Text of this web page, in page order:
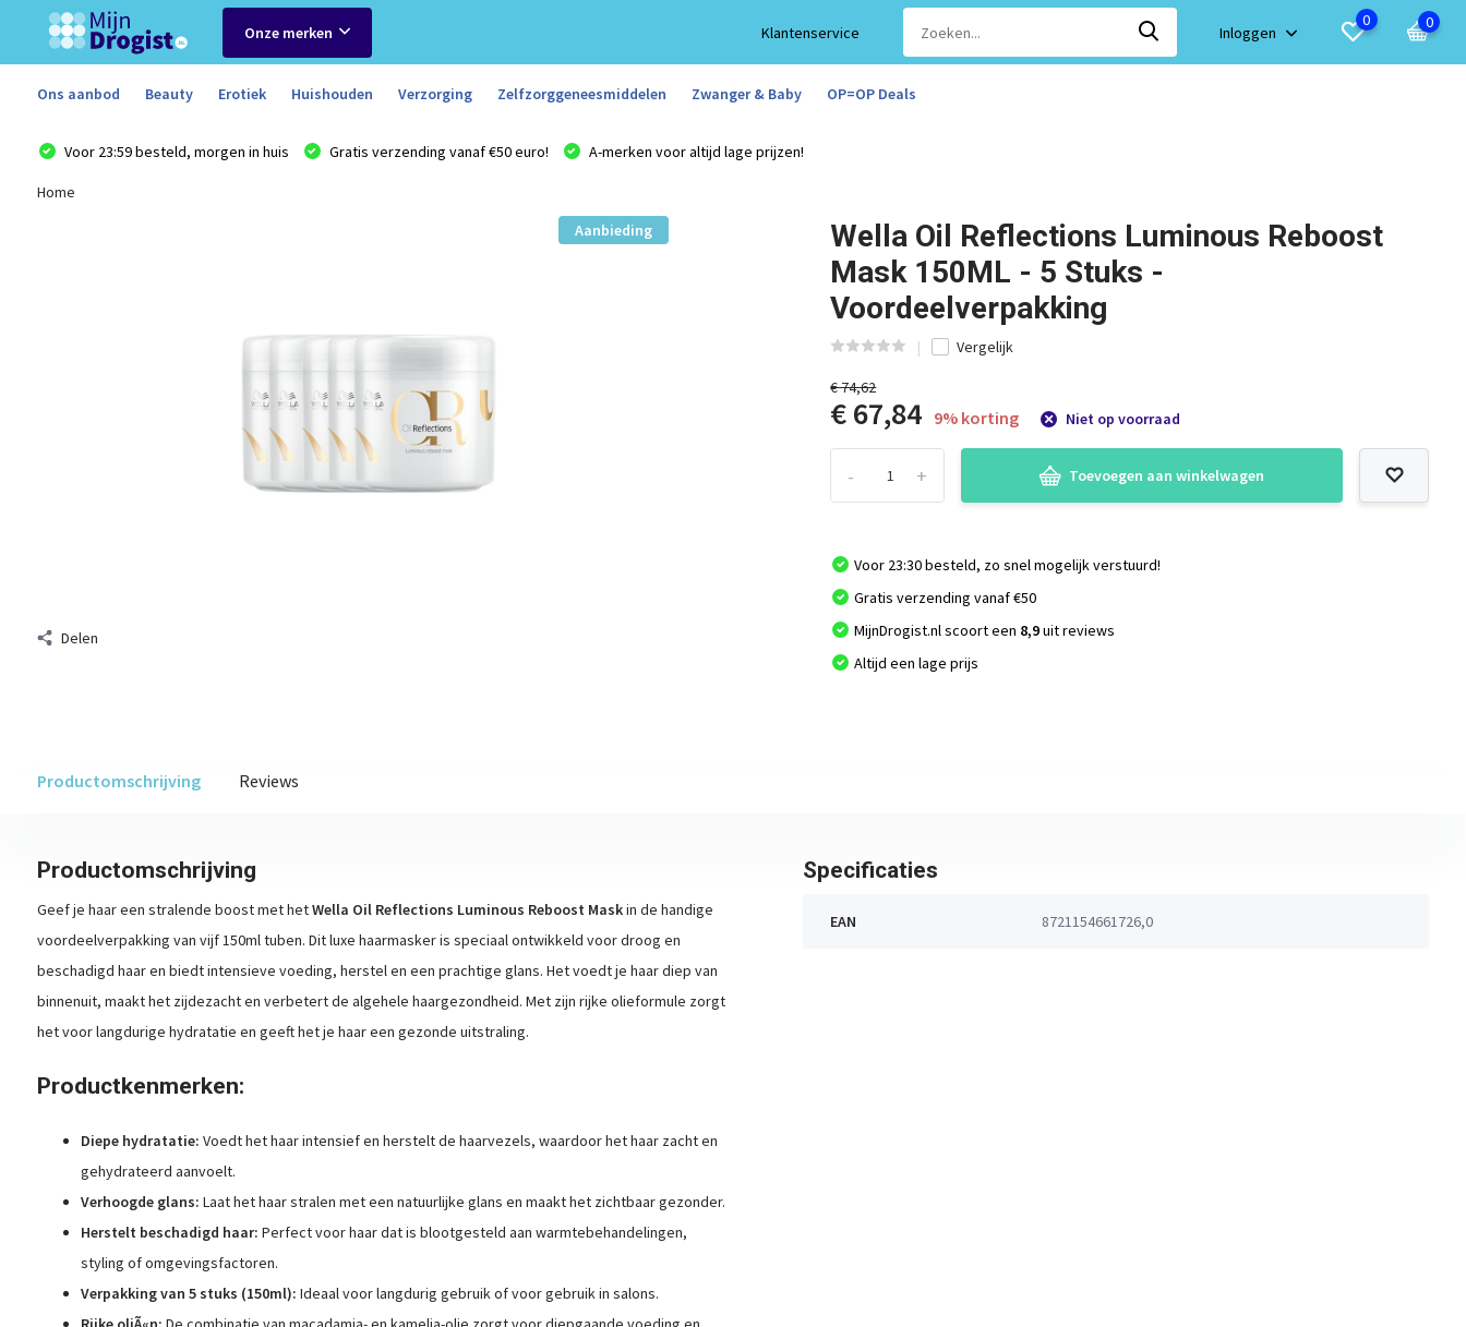
Onze merken Klantenservice Inloggen
0 0
Ons aanbod Beauty Erotiek Huishouden Verzorging Zelfzorggeneesmiddelen Zwanger & Baby OP=OP Deals
Voor 23:59 besteld, morgen in huis Gratis verzending vanaf €50 euro! A-merken voor altijd lage prijzen!
Home
Aanbieding
Delen
Wella Oil Reflections Luminous Reboost
Mask 150ML - 5 Stuks -
Voordeelverpakking
Vergelijk
€ 74,62
€ 67,84 9% korting Niet op voorraad
+
- Toevoegen aan winkelwagen
Voor 23:30 besteld, zo snel mogelijk verstuurd!
Gratis verzending vanaf €50
MijnDrogist.nl scoort een 8,9uit reviews
Altijd een lage prijs
Productomschrijving Reviews
Productomschrijving
Geef je haar een stralende boost met hetWella Oil Reflections Luminous Reboost Maskin de handige
voordeelverpakking van vijf 150ml tuben. Dit luxe haarmasker is speciaal ontwikkeld voor droog en
beschadigd haar en biedt intensieve voeding, herstel en een prachtige glans. Het voedt je haar diep van
binnenuit, maakt het zijdezacht en verbetert de algehele haargezondheid. Met zijn rijke olieformule zorgt
het voor langdurige hydratatie en geeft het je haar een gezonde uitstraling.
Productkenmerken:
Diepe hydratatie: Voedt het haar intensief en herstelt de haarvezels, waardoor het haar zacht en
gehydrateerd aanvoelt.
Verhoogde glans: Laat het haar stralen met een natuurlijke glans en maakt het zichtbaar gezonder.
Herstelt beschadigd haar: Perfect voor haar dat is blootgesteld aan warmtebehandelingen,
styling of omgevingsfactoren.
Verpakking van 5 stuks (150ml): Ideaal voor langdurig gebruik of voor gebruik in salons.
Specificaties
EAN 8721154661726,0